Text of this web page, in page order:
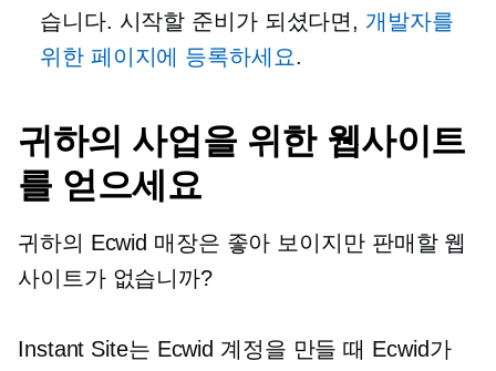
습니다. 시작할 준비가 되셨다면, 개발자를
위한 페이지에 등록하세요.
귀하의 사업을 위한 웹사이트
를 얻으세요
귀하의 Ecwid 매장은 좋아 보이지만 판매할 웹
사이트가 없습니까?
Instant Site는 Ecwid 계정을 만들 때 Ecwid가